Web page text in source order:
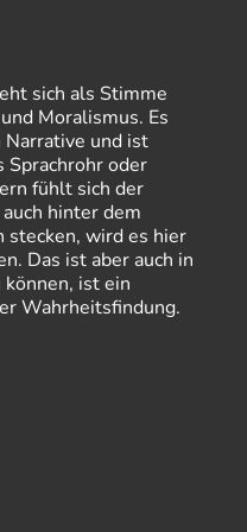
Operation hat den
inkonsequent, reagiert immer
Marxismus überlebte
Theorie nachweist, dass die
Übernehmen
zuvor, größere, nur eben jetzt
ewigen
das Wasser. Und nichts
zu:
sich als Stimme
Moralismus. Es
und ist
Sprachrohr oder
fühlt sich der
hinter dem
stecken, wird es hier
Das ist aber auch in
können, ist ein
Wahrheitsfindung.